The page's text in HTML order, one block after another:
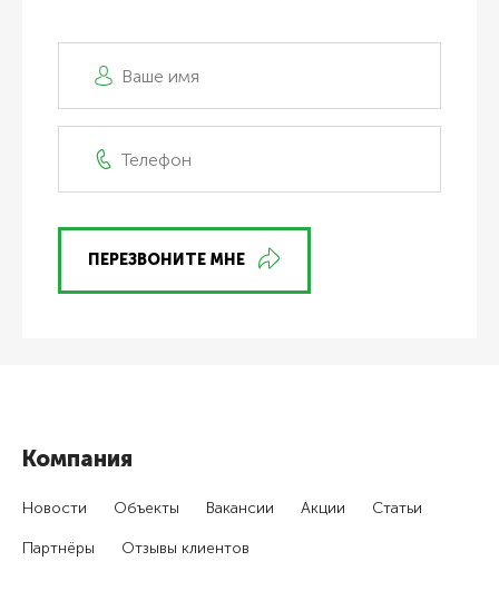
ПЕРЕЗВОНИТЕ МНЕ
Компания
Новости Объекты Вакансии Акции Статьи
Партнёры Отзывы клиентов